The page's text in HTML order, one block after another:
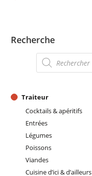
Recherche
Recherche
de
produits
Traiteur
Cocktails & apéritifs
Entrées
Légumes
Poissons
Viandes
Cuisine d’ici & d’ailleurs